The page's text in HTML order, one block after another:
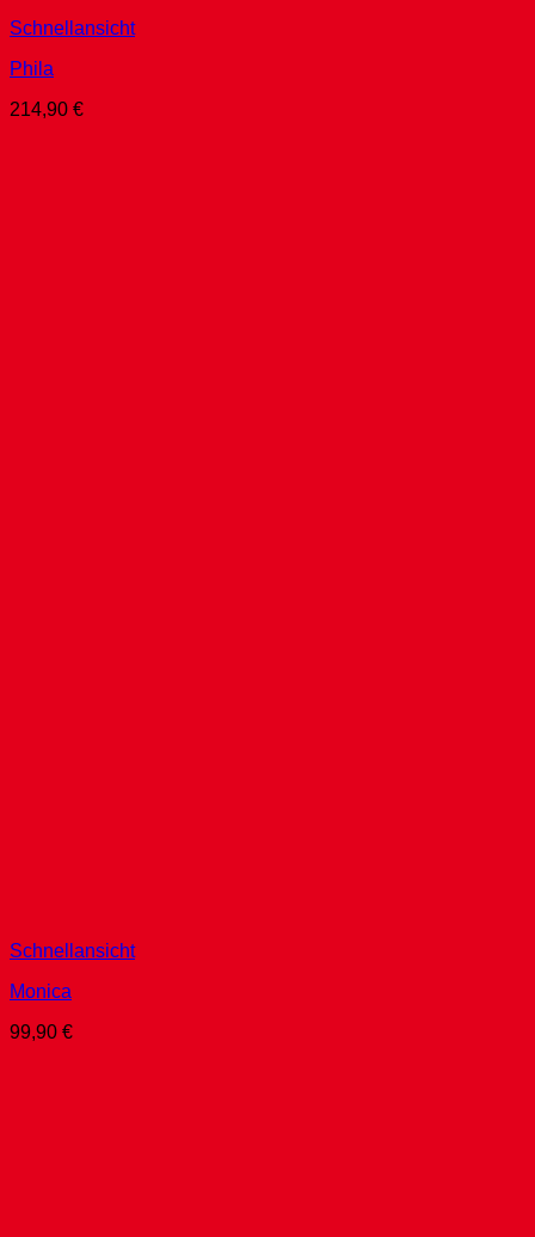
Schnellansicht
Phila
214,90 €
Schnellansicht
Monica
99,90 €